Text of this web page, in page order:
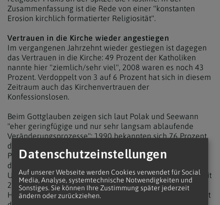
Zusammenfassung ist die Rede von einer "konstanten
Erosion kirchlich formatierter Religiosität".
Vertrauen in die Kirche wieder angestiegen
Im vergangenen Jahrzehnt wieder gestiegen ist dagegen
das Vertrauen in die Kirche: 49 Prozent der Katholiken
nannte hier "ziemlich/sehr viel", 2008 waren es noch 43
Prozent. Verdoppelt von 3 auf 6 Prozent hat sich in diesem
Zeitraum auch das Kirchenvertrauen der
Konfessionslosen.
Beim Gottglauben zeigen sich laut Polak und Seewann
"eher geringfügige und nur sehr langsam ablaufende
Veränderungsprozesse"; 1990 bekannten sich 76 Prozent
der Österreicher dazu, 2008 und 2018 taten dies 73
Prozent. Allerdings stieg der Anteil derjenigen, die
dezidiert den Gottesglauben ablehnen, auf Kosten der
Unentschiedenen kontinuierlich an und erreichte 2018 mit
21 % einen Höchstwert. In Fragen nach Reinkarnation,
Himmel und Hölle sowie Leben nach dem Tod gab es laut
Datenschutzeinstellungen
Auf unserer Webseite werden Cookies verwendet für Social
Media, Analyse, systemtechnische Notwendigkeiten und
Sonstiges. Sie können Ihre Zustimmung später jederzeit
ändern oder zurückziehen.